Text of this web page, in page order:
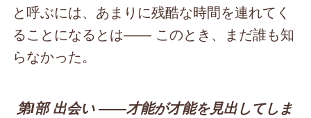
と呼ぶには、あまりに残酷な時間を連れてく
ることになるとは―― このとき、まだ誰も知
らなかった。
第Ⅰ部 出会い ――才能が才能を見出してしま